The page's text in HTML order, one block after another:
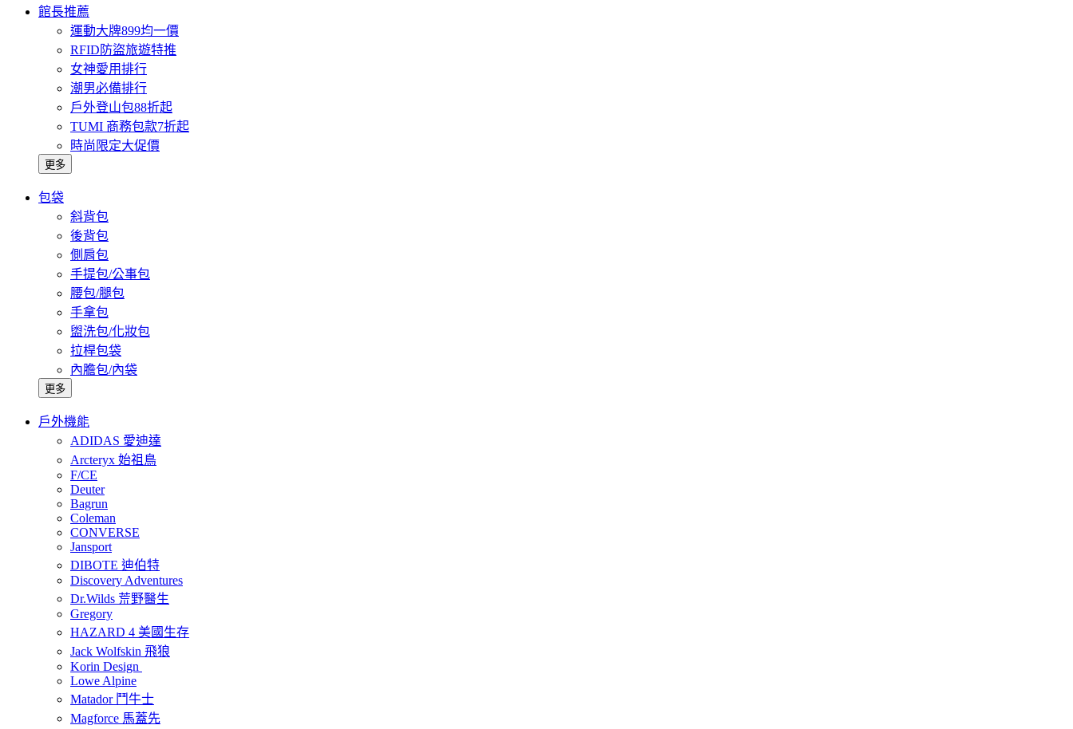
館長推薦
運動大牌899均一價
RFID防盜旅遊特推
女神愛用排行
潮男必備排行
戶外登山包88折起
TUMI 商務包款7折起
時尚限定大促價
更多
包袋
斜背包
後背包
側肩包
手提包/公事包
腰包/腿包
手拿包
盥洗包/化妝包
拉桿包袋
內膽包/內袋
更多
戶外機能
ADIDAS 愛迪達
Arcteryx 始祖鳥
F/CE
Deuter
Bagrun
Coleman
CONVERSE
Jansport
DIBOTE 迪伯特
Discovery Adventures
Dr.Wilds 荒野醫生
Gregory
HAZARD 4 美國生存
Jack Wolfskin 飛狼
Korin Design
Lowe Alpine
Matador 鬥牛士
Magforce 馬蓋先